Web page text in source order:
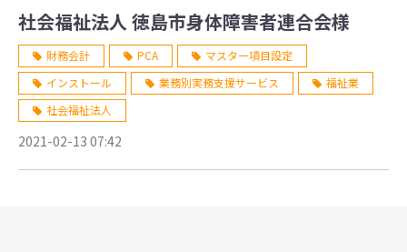
社会福祉法人 徳島市身体障害者連合会様
財務会計 PCA
マスター項目設定
インストール
業務別実務支援サービス
福祉業
社会福祉法人
2021-02-13 07:42